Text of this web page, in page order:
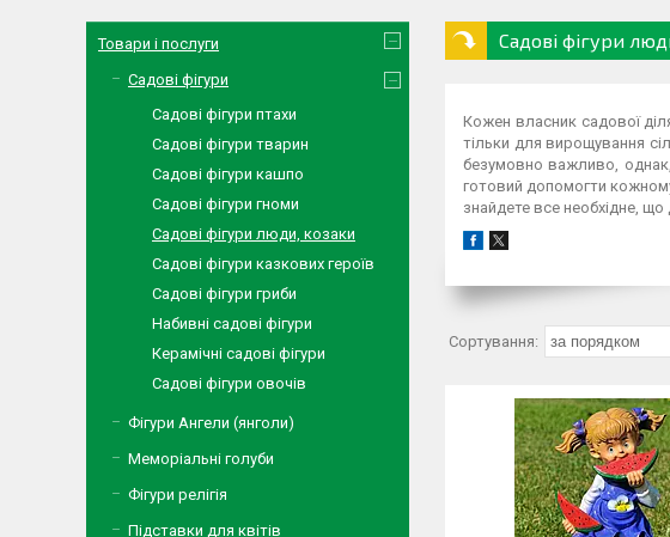
Садові фігури
Кожен власник садової
тільки для вирощування
безумовно важливо,
готовий допомогти
знайдете все необхідне,
Товари і послуги
Садові фігури
Садові фігури птахи
Садові фігури тварин
Садові фігури кашпо
Садові фігури гноми
Садові фігури люди, козаки
Садові фігури казкових героїв
Садові фігури гриби
Набивні садові фігури
Керамічні садові фігури
Садові фігури овочів
Фігури Ангели (янголи)
Меморіальні голуби
Фігури релігія
Підставки для квітів